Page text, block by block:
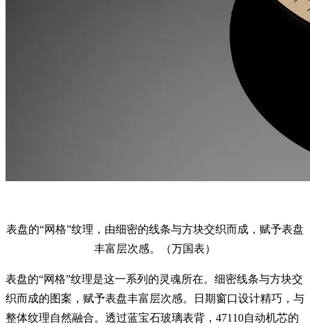
表盘的“网格”纹理，由细密的线条与方块交织而成，赋予表盘
丰富层次感。（万国表）
表盘的“网格”纹理是这一系列的灵魂所在。细密线条与方块交
织而成的图案，赋予表盘丰富层次感。日期窗口设计精巧，与
整体纹理自然融合。透过蓝宝石玻璃表背，47110自动机芯的